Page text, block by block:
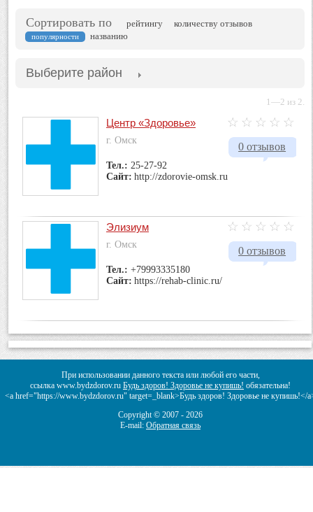
Сортировать по рейтингу количеству отзывов
популярности названию
Выберите район
1—2 из 2.
0 отзывов
Центр «Здоровье»
г. Омск
Тел.: 25-27-92
Сайт: http://zdorovie-omsk.ru
0 отзывов
Элизиум
г. Омск
Тел.: +79993335180
Сайт: https://rehab-clinic.ru/
При использовании данного текста или любой его части,
ссылка www.bydzdorov.ru Будь здоров! Здоровье не купишь! обязательна!
<a href="https://www.bydzdorov.ru" target=_blank>Будь здоров! Здоровье не купишь!</
Copyright © 2007 - 2026
E-mail: Обратная связь